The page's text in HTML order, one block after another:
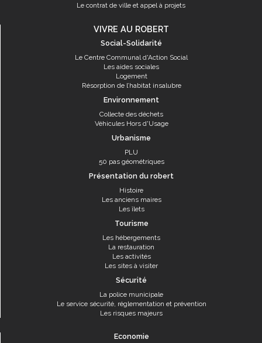
Le contrat de ville et appel à projets
VIVRE AU ROBERT
Social-Solidarité
Le Centre Communal d'Action Social
Les aides sociales
Logement
Résorption de l’habitat insalubre
Environnement
Collecte des déchets
Véhicules Hors d'Usage
Urbanisme
PLU
50 pas géométriques
Présentation du robert
Histoire
Les anciens maires
Les îlets
Tourisme
Les hébergements
La restauration
Les activités
Les sites à visiter
Sécurité
La police municipale
Le service sécurité, réglementation et prévention
Les risques majeurs
Economie